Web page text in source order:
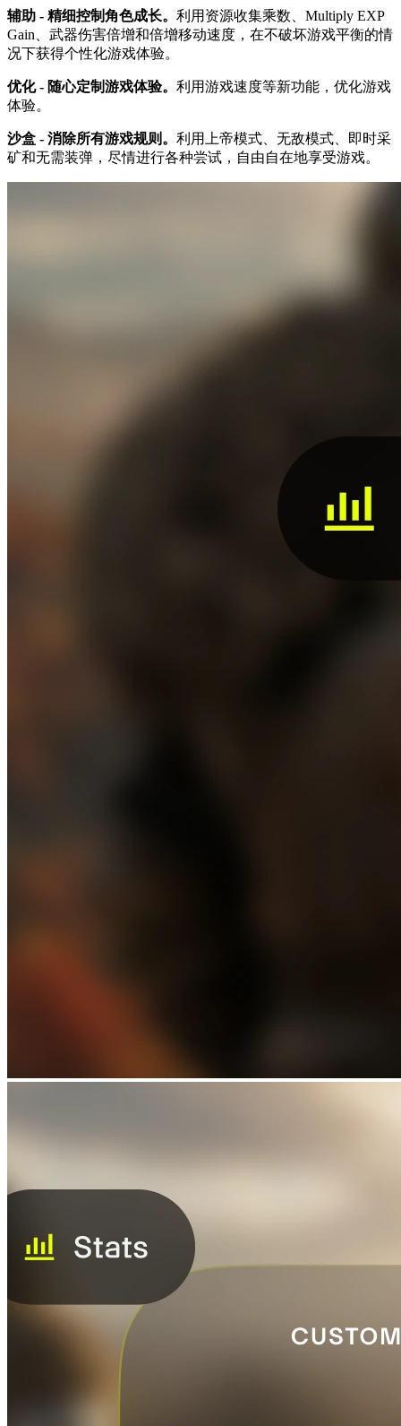
辅助 - 精细控制角色成长。 利用资源收集乘数、Multiply EXP
Gain、武器伤害倍增和倍增移动速度，在不破坏游戏平衡的情
况下获得个性化游戏体验。
优化 - 随心定制游戏体验。 利用游戏速度等新功能，优化游戏
体验。
沙盒 - 消除所有游戏规则。 利用上帝模式、无敌模式、即时采
矿和无需装弹，尽情进行各种尝试，自由自在地享受游戏。